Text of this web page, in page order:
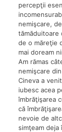
percepţii
nemişcare,
tămăduitoare
de o măreţie
mai doream
Am rămas
nemişcare
Cineva a
iubesc acea
îmbrăţişarea
că
nevoie de
simţeam deja